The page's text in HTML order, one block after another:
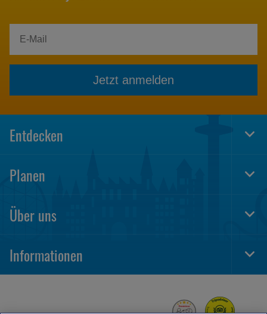
Jetzt anmelden
Entdecken
Planen
Über uns
Informationen